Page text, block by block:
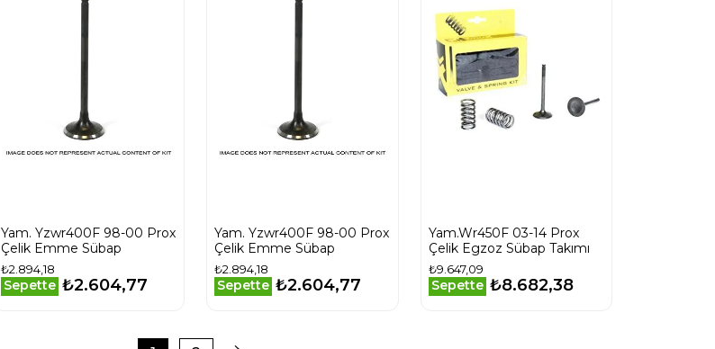
Yam. Yzwr400F 98-00 Prox
Çelik Emme Sübap
₺2.894,18
Sepette ₺2.604,77
Yam. Yzwr400F 98-00 Prox
Çelik Emme Sübap
₺2.894,18
Sepette ₺2.604,77
Yam.Wr450F 03-14 Prox
Çelik Egzoz Sübap Takımı
₺9.647,09
Sepette ₺8.682,38